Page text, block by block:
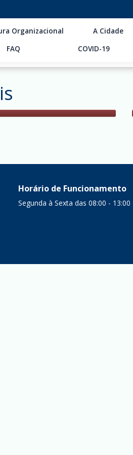
Organizacional A Cidade
FAQ COVID-19
Horário de Funcionamento
Segunda à Sexta das 08:00 - 13:00